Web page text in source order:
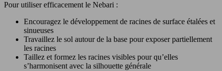
Pour utiliser efficacement le Nebari :
Encouragez le développement de racines de surface étalées et
sinueuses
Travaillez le sol autour de la base pour exposer partiellement
les racines
Taillez et formez les racines visibles pour qu’elles
s’harmonisent avec la silhouette générale